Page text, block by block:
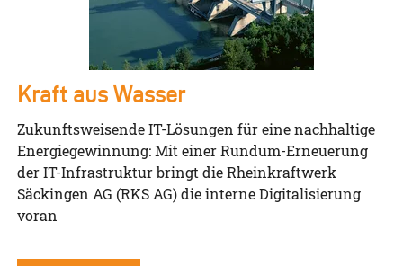
Kraft aus Wasser
Zukunftsweisende IT-Lösungen für eine nachhaltige
Energiegewinnung: Mit einer Rundum-Erneuerung
der IT-Infrastruktur bringt die Rheinkraftwerk
Säckingen AG (RKS AG) die interne Digitalisierung
voran